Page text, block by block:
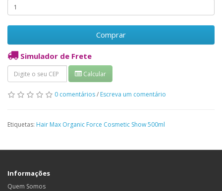
Comprar
Simulador de Frete
Calcular
0 comentários/ Escreva um comentário
Etiquetas: Hair Max Organic Force Cosmetic Show 500ml
Informações
Quem Somos